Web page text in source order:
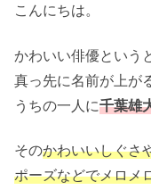
こんにちは。
かわいい俳優という
真っ先に名前が上が
うちの一人に千葉雄
そのかわいいしぐさ
ポーズなどでメロメ